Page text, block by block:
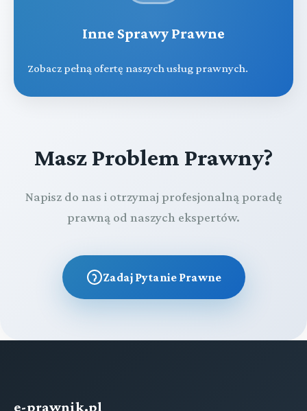
Inne Sprawy Prawne
Zobacz pełną ofertę naszych usług prawnych.
Masz Problem Prawny?
Napisz do nas i otrzymaj profesjonalną poradę
prawną od naszych ekspertów.
Zadaj Pytanie Prawne
e-prawnik.pl